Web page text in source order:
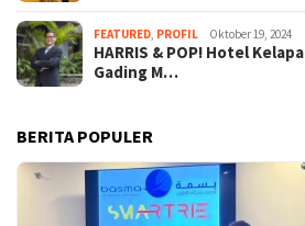
FEATURED, PROFIL Oktober 19, 2024
HARRIS & POP! Hotel Kelapa
Gading M…
BERITA POPULER